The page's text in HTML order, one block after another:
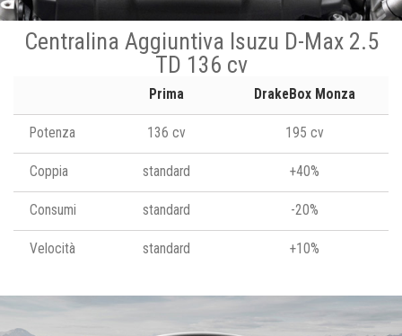
Centralina Aggiuntiva Isuzu D-Max 2.5
TD 136 cv
Prima DrakeBox Monza
Potenza 136 cv 195 cv
Coppia standard +40%
Consumi standard -20%
Velocità standard +10%